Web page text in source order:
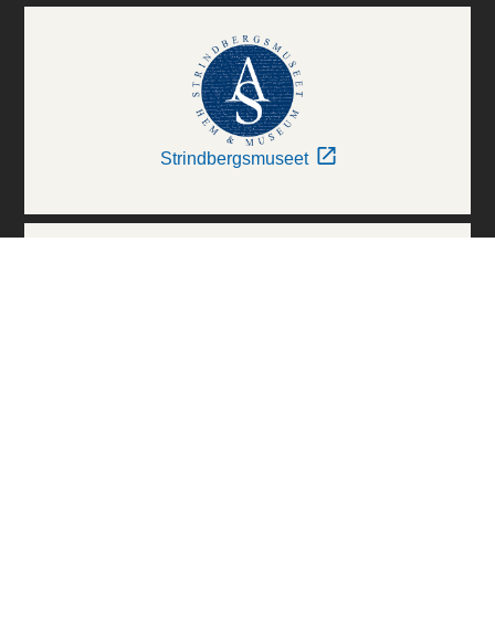
Strindbergsmuseet